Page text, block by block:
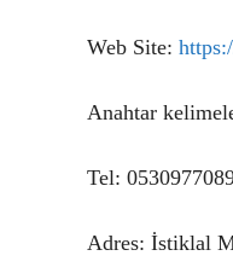
Web Site:
Anahtar
Tel:
Adres: İstiklal